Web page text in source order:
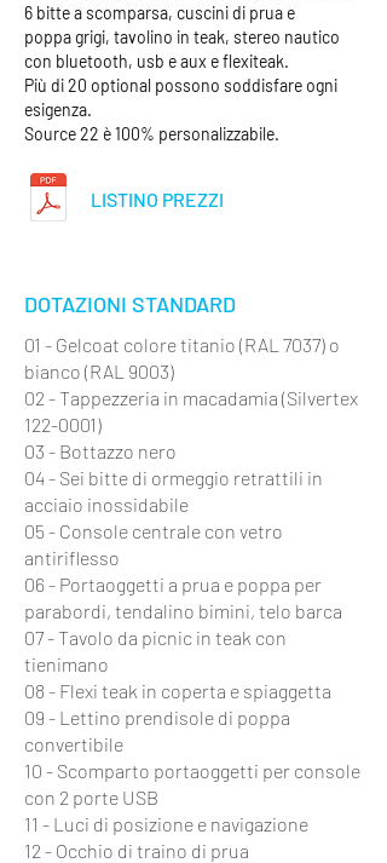
6 bitte a scomparsa, cuscini di prua e
poppagrigi, tavolino in teak, stereo nautico
con bluetooth, usb e aux e flexiteak.
Più di 20 optional possono soddisfare ogni
esigenza.
Source 22 è 100% personalizzabile.
LISTINO PREZZI
DOTAZIONI STANDARD
01 - Gelcoat colore titanio (RAL 7037) o
bianco (RAL 9003)
02 - Tappezzeria in macadamia (Silvertex
122-0001)
03 - Bottazzo nero
04 - Sei bitte di ormeggio retrattili in
acciaio inossidabile
05 - Console centrale con vetro
antiriflesso
06 - Portaoggetti a prua e poppa per
parabordi, tendalino bimini, telo barca
07 - Tavolo da picnic in teak con
tienimano
08 - Flexi teak in coperta e spiaggetta
09 - Lettino prendisole di poppa
convertibile
10 - Scomparto portaoggetti per console
con 2 porte USB
11 - Luci di posizione e navigazione
12 - Occhio di traino di prua